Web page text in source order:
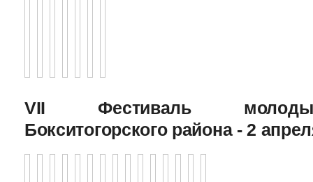
VII Фестиваль
Бокситогорского района - 2